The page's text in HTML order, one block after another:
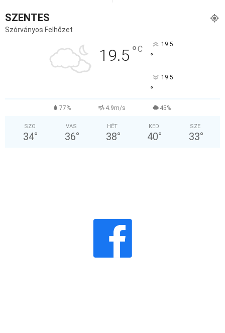
SZENTES
Szórványos Felhőzet
19.5 °C 19.5
°
19.5
°
77% 4.9m/s 45%
SZO
34°
VAS
36°
HÉT
38°
KED
40°
SZE
33°